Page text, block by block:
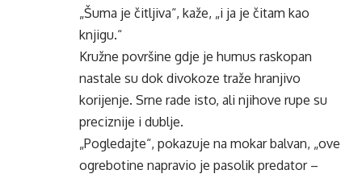
„Šuma je čitljiva“, kaže, „i ja je čitam kao
knjigu.“
Kružne površine gdje je humus raskopan
nastale su dok divokoze traže hranjivo
korijenje. Srne rade isto, ali njihove rupe su
preciznije i dublje.
„Pogledajte“, pokazuje na mokar balvan, „ove
ogrebotine napravio je pasolik predator –